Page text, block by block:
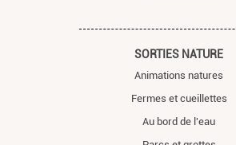
SORTIES NATURE
Animations natures
Fermes et cueillettes
Au bord de l'eau